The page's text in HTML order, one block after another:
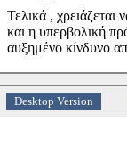
Τελικά , χρειάζεται
και η υπερβολική
αυξημένο κίνδυνο
Desktop Version